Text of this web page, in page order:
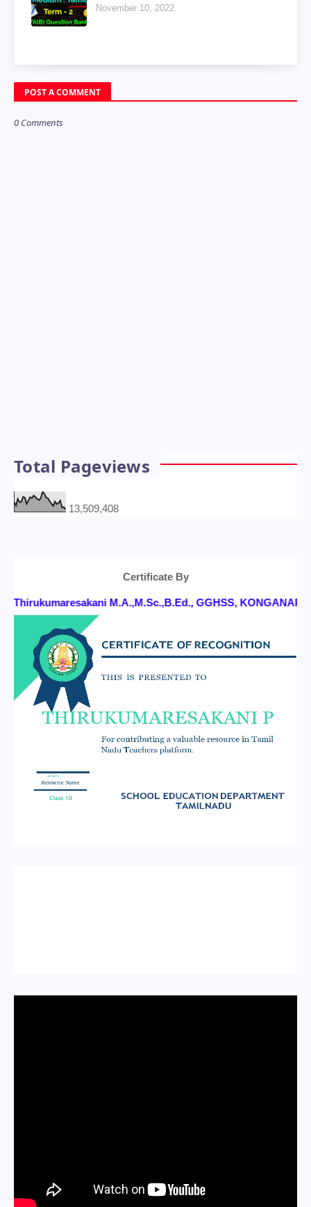
November 10, 2022
POST A COMMENT
0 Comments
Total Pageviews
13,509,408
Certificate By
M.A.,M.Sc.,B.Ed., GGHSS, KONGANAPURAM,